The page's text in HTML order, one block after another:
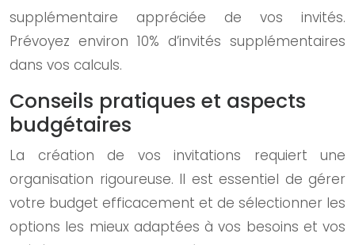
supplémentaire appréciée de vos invités.
Prévoyez environ 10% d’invités supplémentaires
dans vos calculs.
Conseils pratiques et aspects
budgétaires
La création de vos invitations requiert une
organisation rigoureuse. Il est essentiel de gérer
votre budget efficacement et de sélectionner les
options les mieux adaptées à vos besoins et vos